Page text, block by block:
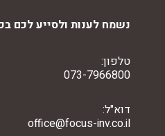
נשמח לענות ולסייע לכם
טלפון:
073-7966800
דוא"ל:
office@focus-inv.co.il